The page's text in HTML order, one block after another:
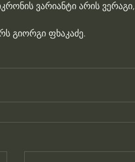
ვარიანტი არის ვერაგი,
გიორგი ფხაკაძე.